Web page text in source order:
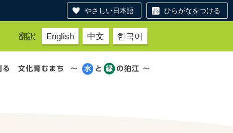
やさしい日本語 ひらがなをつける
翻訳 English 中文 한국어